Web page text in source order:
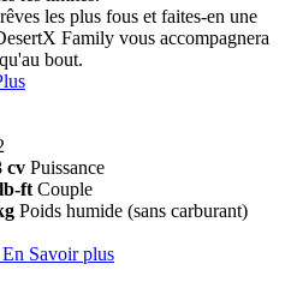
les plus fous et faites-en une
Family vous accompagnera
bout.
cv Puissance
ft Couple
Poids humide (sans carburant)
En Savoir plus